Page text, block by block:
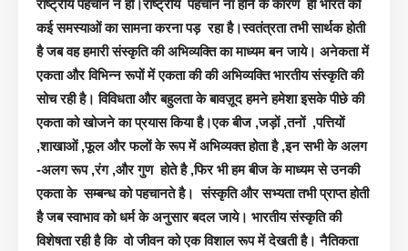
राष्ट्रीय पहचान न हो।राष्ट्रीय पहचान ना होने के कारण ही भारत को
कई समस्याओं का सामना करना पड़ रहा है।स्वतंत्रता तभी सार्थक होती
है जब वह हमारी संस्कृति की अभिव्यक्ति का माध्यम बन जाये। अनेकता में
एकता और विभिन्न रूपों में एकता की की अभिव्यक्ति भारतीय संस्कृति की
सोच रही है। विविधता और बहुलता के बावज़ूद हमने हमेशा इसके पीछे की
एकता को खोजने का प्रयास किया है।एक बीज ,जड़ों ,तनों ,पत्तियों
,शाखाओं ,फूल और फलों के रूप में अभिव्यक्त होता है ,इन सभी के अलग
-अलग रूप ,रंग ,और गुण होते है ,फिर भी हम बीज के माध्यम से उनकी
एकता के सम्बन्ध को पहचानते है। संस्कृति और सभ्यता तभी प्राप्त होती
है जब स्वाभाव को धर्म के अनुसार बदल जाये। भारतीय संस्कृति की
विशेषता रही है कि वो जीवन को एक विशाल रूप में देखती है। नैतिकता